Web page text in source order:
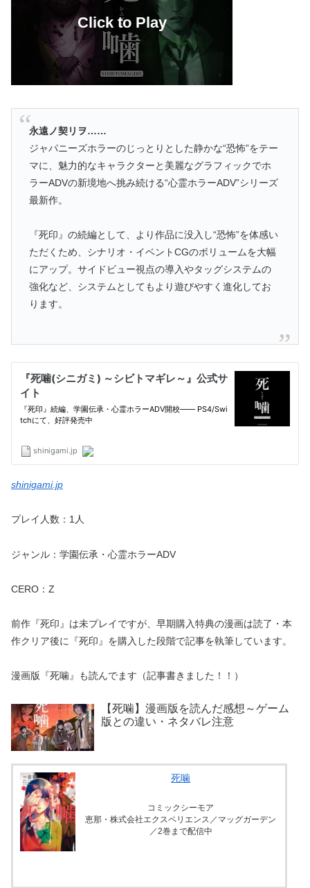
永遠ノ契リヲ……
ジャパニーズホラーのじっとりとした静かな“恐怖”をテー
マに、魅力的なキャラクターと美麗なグラフィックでホ
ラーADVの新境地へ挑み続ける“心霊ホラーADV”シリーズ
最新作。
『死印』の続編として、より作品に没入し“恐怖”を体感い
ただくため、シナリオ・イベントCGのボリュームを大幅
にアップ。サイドビュー視点の導入やタッグシステムの
強化など、システムとしてもより遊びやすく進化してお
ります。
shinigami.jp
プレイ人数：1人
ジャンル：学園伝承・心霊ホラーADV
CERO：Z
前作『死印』は未プレイですが、早期購入特典の漫画は読了・本
作クリア後に『死印』を購入した段階で記事を執筆しています。
漫画版『死噛』も読んでます（記事書きました！！）
【死噛】漫画版を読んだ感想～ゲーム
版との違い・ネタバレ注意
死噛
コミックシーモア
恵那・株式会社エクスペリエンス／マッグガーデン
／2巻まで配信中